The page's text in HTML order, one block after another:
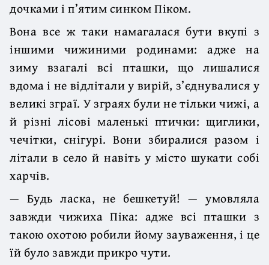
дочками і п’ятим синком Піком.
Вона все ж таки намагалася бути вкупі з
іншими чижиними родинами: адже на
зиму взагалі всі пташки, що лишалися
вдома і не відлітали у вирій, з’єднувалися у
великі зграї. У зграях були не тільки чижі, а
й різні лісові маленькі птички: щиглики,
чечітки, снігурі. Вони збиралися разом і
літали в село й навіть у місто шукати собі
харчів.
— Будь ласка, не бешкетуй! — умовляла
завжди чижиха Піка: адже всі пташки з
такою охотою робили йому зауваження, і це
їй було завжди прикро чути.